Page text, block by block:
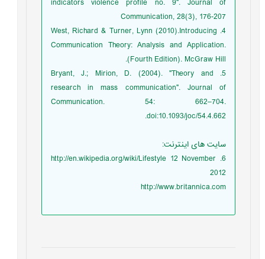
indicators violence profile no. 9". Journal of
Communication, 28(3), 176-207
4. West, Richard & Turner, Lynn (2010).Introducing
Communication Theory: Analysis and Application.
(Fourth Edition). McGraw Hill.
5. Bryant, J.; Mirion, D. (2004). "Theory and
research in mass communication". Journal of
Communication. 54: 662–704.
doi:10.1093/joc/54.4.662.
سایت های اینترنت:
6. http://en.wikipedia.org/wiki/Lifestyle 12 November
2012
http://www.britannica.com